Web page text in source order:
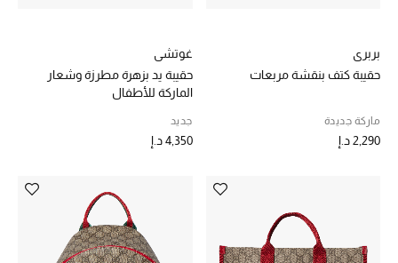
ما وصلنا حديثاً
النساء
أحذية النسائية
بربري
حقيبة كتف بنقشة مربعات
ماركة جديدة
2,290 د.إ
غوتشي
حقيبة يد بزهرة مطرزة وشعار
الماركة للأطفال
جديد
4,350 د.إ